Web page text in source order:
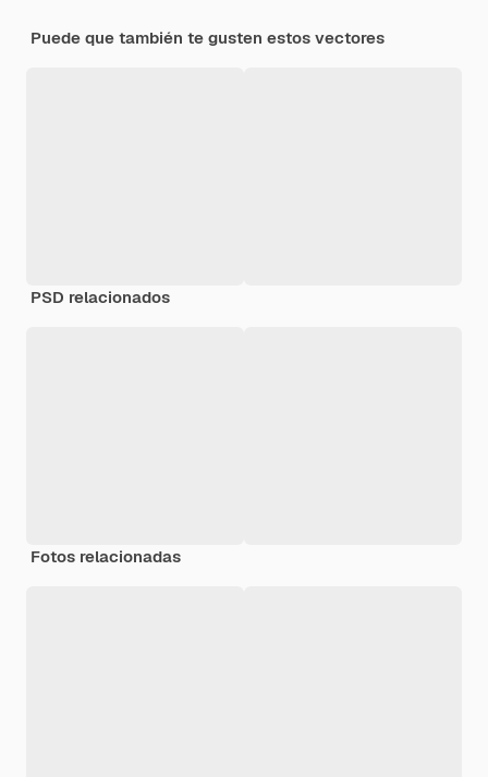
Puede que también te gusten estos vectores
PSD relacionados
Fotos relacionadas